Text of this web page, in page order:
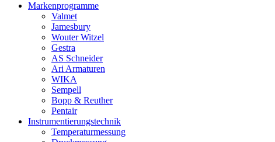
Markenprogramme
Valmet
Jamesbury
Wouter Witzel
Gestra
AS Schneider
Ari Armaturen
WIKA
Sempell
Bopp & Reuther
Pentair
Instrumentierungs­technik
Temperaturmessung